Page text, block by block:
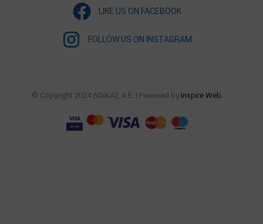
LIKE US ON FACEBOOK
FOLLOW US ON INSTAGRAM
© Copyright 2024 ΔΟΙΚΑΣ Α.Ε. | Powered by Inspire Web